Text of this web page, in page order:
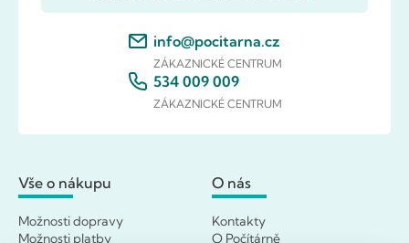
info@pocitarna.cz
ZÁKAZNICKÉ CENTRUM
534 009 009
ZÁKAZNICKÉ CENTRUM
Vše o nákupu
Možnosti dopravy
Možnosti platby
O nás
Kontakty
O Počítárně